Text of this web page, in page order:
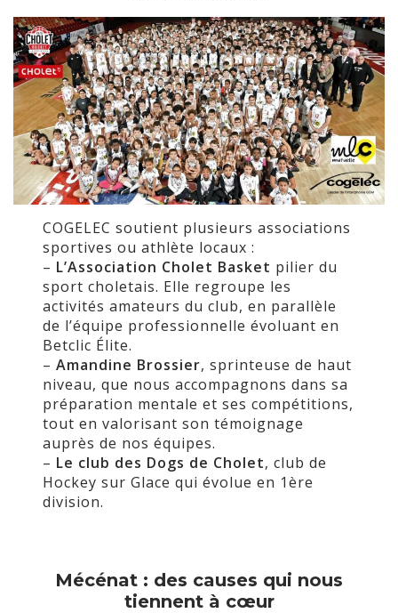
COGELEC soutient plusieurs associations
sportives ou athlète locaux :
– L’Association Cholet Basket pilier du
sport choletais. Elle regroupe les
activités amateurs du club, en parallèle
de l’équipe professionnelle évoluant en
Betclic Élite.
–Amandine Brossier, sprinteuse de haut
niveau, que nous accompagnons dans sa
préparation mentale et ses compétitions,
tout en valorisant son témoignage
auprès de nos équipes.
– Le club des Dogs de Cholet, club de
Hockey sur Glace qui évolue en 1ère
division.
Mécénat : des causes qui nous
tiennent à cœur